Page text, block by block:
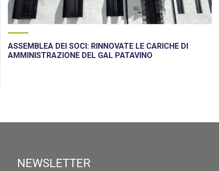
ASSEMBLEA DEI SOCI: RINNOVATE LE CARICHE DI
AMMINISTRAZIONE DEL GAL PATAVINO
NEWSLETTER